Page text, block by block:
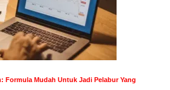
Formula Mudah Untuk Jadi Pelabur Yang